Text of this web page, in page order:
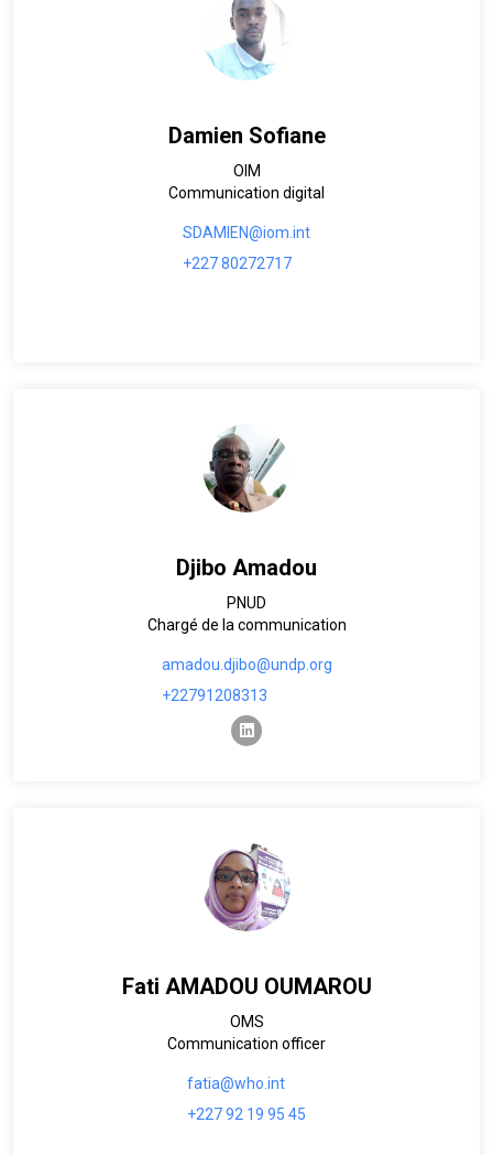
Damien Sofiane
OIM
Communication digital
SDAMIEN@iom.int
+227 80272717
Djibo Amadou
PNUD
Chargé de la communication
amadou.djibo@undp.org
+22791208313
linkedin
Fati AMADOU OUMAROU
OMS
Communication officer
fatia@who.int
+227 92 19 95 45